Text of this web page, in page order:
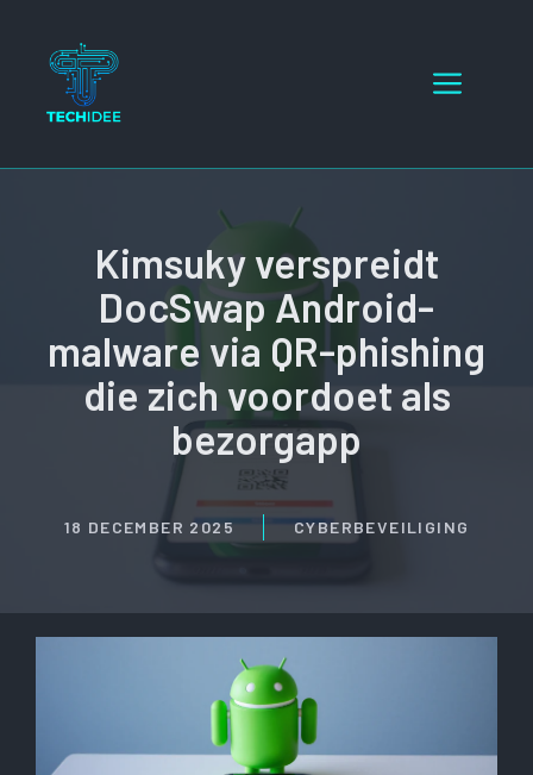
inhoud
Menu
Kimsuky verspreidt
DocSwap Android-
malware via QR-phishing
die zich voordoet als
bezorgapp
18 DECEMBER 2025 CYBERBEVEILIGING